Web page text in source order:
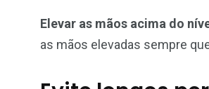
Elevar as mãos acima do
as mãos elevadas sempre